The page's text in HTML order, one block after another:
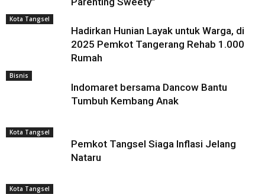
Kota Tangsel
Hadirkan Hunian Layak untuk Warga, di
2025 Pemkot Tangerang Rehab 1.000
Rumah
Bisnis
Indomaret bersama Dancow Bantu
Tumbuh Kembang Anak
Kota Tangsel
Pemkot Tangsel Siaga Inflasi Jelang
Nataru
Kota Tangsel